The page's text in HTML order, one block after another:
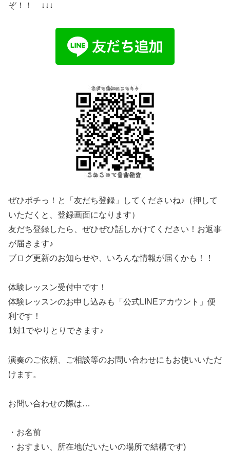
ぞ！！ ↓↓↓
ぜひポチっ！と「友だち登録」してくださいね♪（押して
いただくと、登録画面になります）
友だち登録したら、ぜひぜひ話しかけてください！お返事
が届きます♪
ブログ更新のお知らせや、いろんな情報が届くかも！！
体験レッスン受付中です！
体験レッスンのお申し込みも「公式LINEアカウント」便
利です！
1対1でやりとりできます♪
演奏のご依頼、ご相談等のお問い合わせにもお使いいただ
けます。
お問い合わせの際は…
・お名前
・おすまい、所在地(だいたいの場所で結構です)